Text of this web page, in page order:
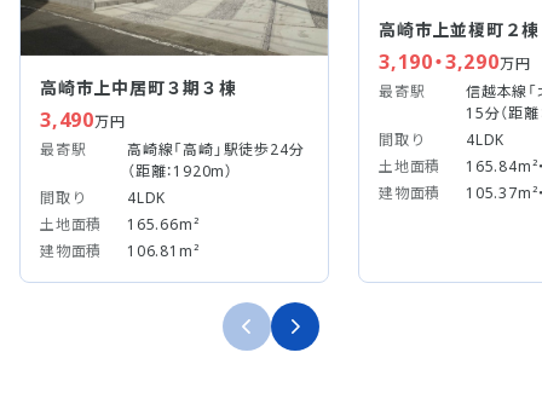
高崎市上中居町３期３棟
3,490万円
最寄駅
高崎線「高崎」駅徒歩24分
（距離：1920m）
間取り
4LDK
土地面積
165.66m²
建物面積
106.81m²
高崎市上並榎町２棟
3,190・3,290万円
最寄駅
信越本線
15分（距離
間取り
4LDK
土地面積
165.84m²
建物面積
105.37m²